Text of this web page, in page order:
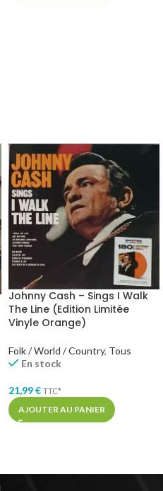
Johnny Cash – Sings I Walk
The Line (Edition Limitée
Vinyle Orange)
Folk / World / Country, Tous
En stock
21,99€ TTC*
AJOUTER AU PANIER